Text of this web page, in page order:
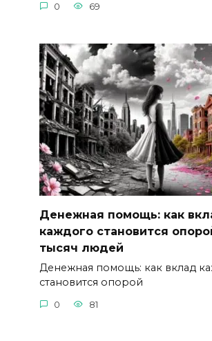
0 69
Денежная помощь: как
каждого становится
тысяч людей
Денежная помощь: как вклад
становится опорой
0 81